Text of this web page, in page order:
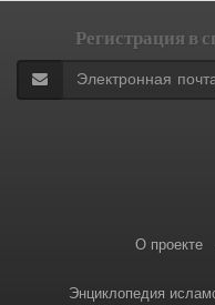
Регистрация в
О проекте
Энциклопедия